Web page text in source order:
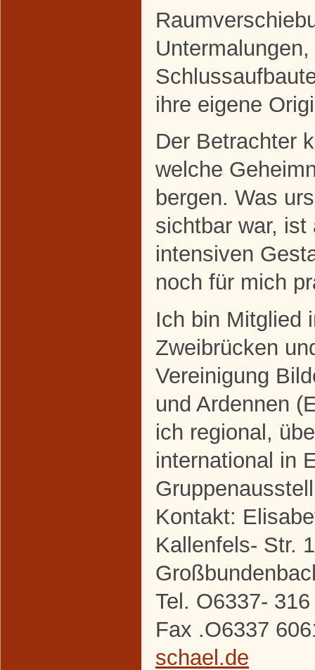
ihre eigene
Der Betrachter
welche
bergen. Was
sichtbar war,
intensiven
noch für mich
Ich bin Mitglied
Zweibrücken
Vereinigung
und Ardennen
ich regional,
international in
Kontakt:
Kallenfels- Str.
Tel. O6337- 316
Fax .O6337
schael.de